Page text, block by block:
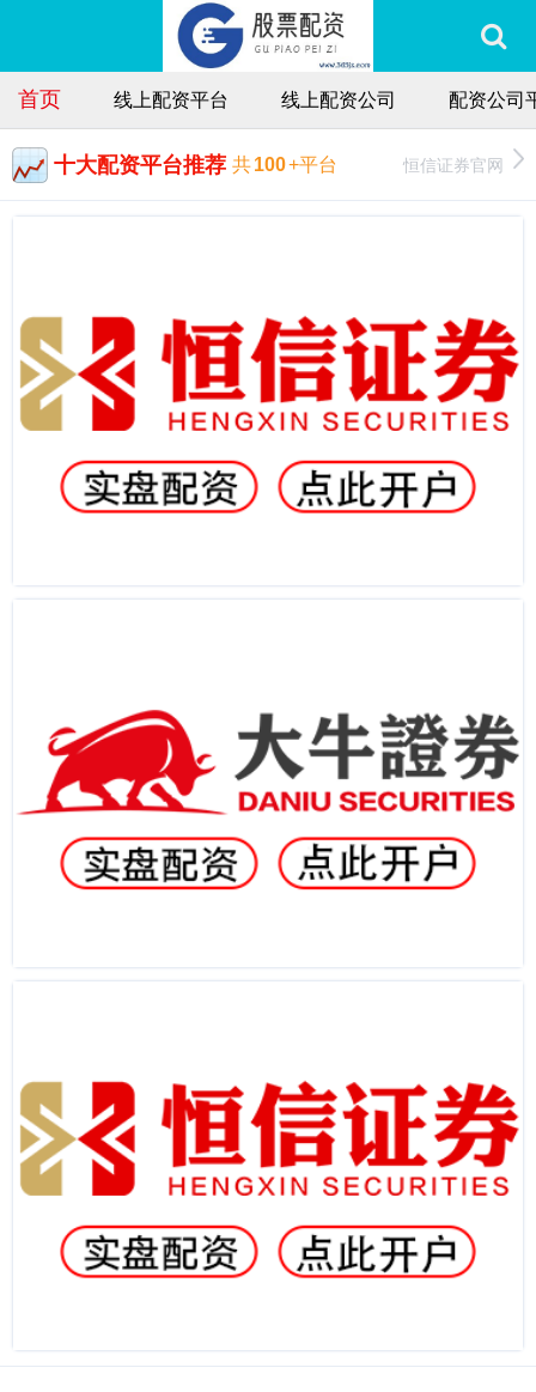
首页 线上配资平台 线上配资公司 配资公司
十大配资平台推荐 共100+平台 恒信证券官网